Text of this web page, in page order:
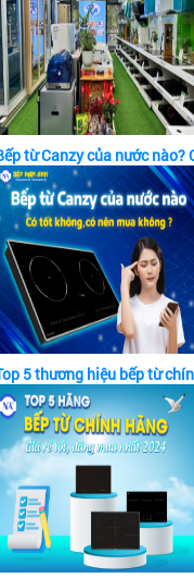
từ Canzy của nước nào?
5 thương hiệu bếp từ